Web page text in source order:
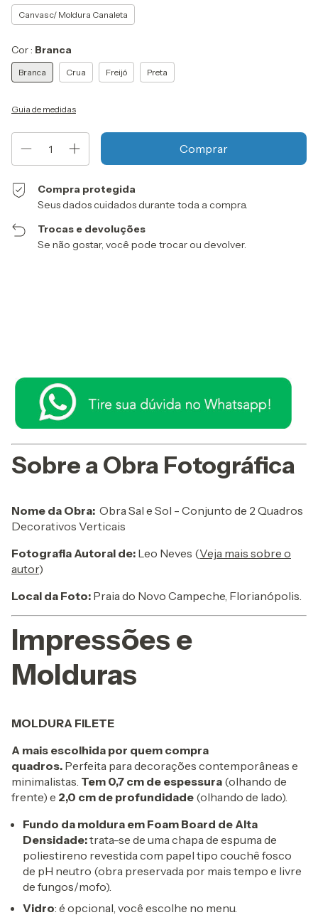
Canvas c/ Moldura Canaleta
Cor : Branca
Branca Crua Freijó Preta
Guia de medidas
Compra protegida
Seus dados cuidados durante toda a compra.
Trocas e devoluções
Se não gostar, você pode trocar ou devolver.
Sobre a Obra Fotográfica
Nome da Obra: Obra Sal e Sol - Conjunto de 2 Quadros
Decorativos Verticais
Fotografia Autoral de: Leo Neves (Veja mais sobre o
autor)
Local da Foto: Praia do Novo Campeche, Florianópolis.
Impressões e
Molduras
MOLDURA FILETE
A mais escolhida por quem compra
quadros. Perfeita para decorações contemporâneas e
minimalistas. Tem 0,7 cm de espessura (olhando de
frente) e 2,0 cm de profundidade (olhando de lado).
Fundo da moldura em Foam Board de Alta
Densidade:trata-se de uma chapa de espuma de
poliestireno revestida com papel tipo couchê fosco
de pH neutro (obra preservada por mais tempo e livre
de fungos/mofo).
Vidro: é opcional, você escolhe no menu.